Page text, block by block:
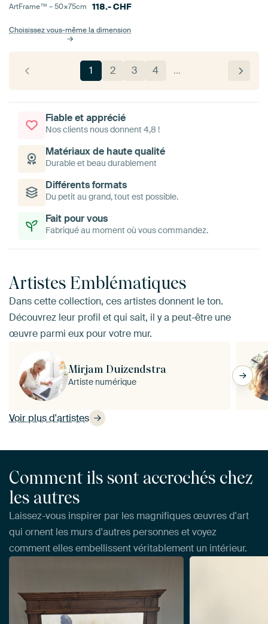
ArtFrame™ –50×75cm 118.-CHF
Choisissez vous-même la dimension
1 2 3 4 …
Fiable et apprécié
Nos clients nous donnent 4,8 !
Matériaux de haute qualité
Durable et beau durablement
Différents formats
Du petit au grand, tout est possible.
Fait pour vous
Fabriqué au moment où vous commandez.
Artistes Emblématiques
Dans cette collection, ces artistes donnent le ton.
Découvrez leur profil et qui sait, il y a peut-être une
œuvre parmi eux pour votre mur.
Voir plus d'artistes
Mirjam Duizendstra
Artiste numérique
Comment ils sont accrochés chez
les autres
Laissez-vous inspirer par les magnifiques œuvres d'art
qui ornent les murs d'autres personnes et voyez
comment elles embellissent véritablement un intérieur.